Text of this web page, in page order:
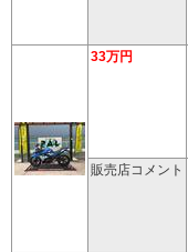
33万円
販売店コメント